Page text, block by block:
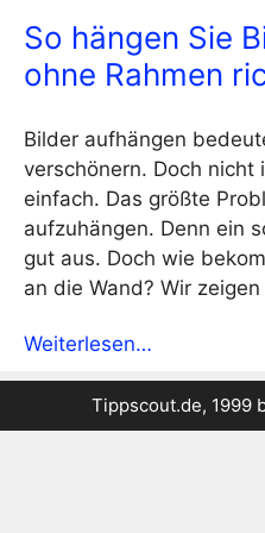
So hängen Sie
ohne Rahmen
Bilder aufhängen
verschönern. Doch nicht
einfach. Das größte
aufzuhängen. Denn ein
gut aus. Doch wie
an die Wand? Wir zeigen
Weiterlesen…
Tippscout.de, 1999